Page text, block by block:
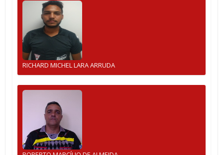
RICHARD MICHEL LARA ARRUDA